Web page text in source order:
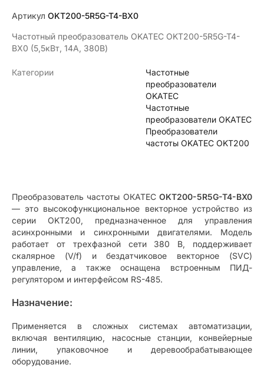
Артикул OKT200-5R5G-T4-BX0
Частотный преобразователь OKATEC OKT200-5R5G-T4-
BX0 (5,5кВт, 14А, 380В)
Категории
Частотные
преобразователи
OKATEC
Частотные
преобразователи OKATEC
Преобразователи
частоты OKATEC OKT200
Преобразователь частоты ОКАТЕС OKT200-5R5G-T4-BX0
— это высокофункциональное векторное устройство из
серии OKT200, предназначенное для управления
асинхронными и синхронными двигателями. Модель
работает от трехфазной сети 380 В, поддерживает
скалярное (V/f) и бездатчиковое векторное (SVC)
управление, а также оснащена встроенным ПИД-
регулятором и интерфейсом RS-485.
Назначение:
Применяется в сложных системах автоматизации,
включая вентиляцию, насосные станции, конвейерные
линии, упаковочное и деревообрабатывающее
оборудование.